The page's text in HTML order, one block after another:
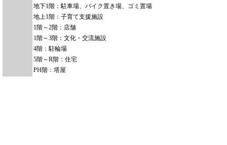
地下1階：駐車場、バイク置き場、ゴミ置場
地上1階：子育て支援施設
1階～2階：店舗
1階～3階：文化・交流施設
4階：駐輪場
5階～R階：住宅
PH階：塔屋